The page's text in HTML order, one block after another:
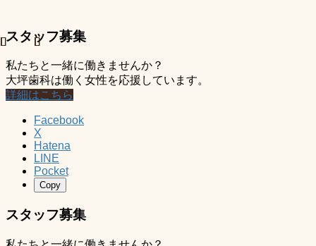
スタッフ募集
私たちと一緒に働きませんか？
大坪歯科は働く女性を応援しています。
詳細はこちら
Facebook
X
Hatena
LINE
Pocket
Copy
スタッフ募集